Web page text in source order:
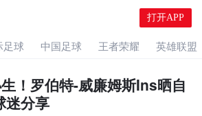
打开APP
足球 中国足球 王者荣耀 英雄联盟
！罗伯特-威廉姆斯Ins晒自
迷分享